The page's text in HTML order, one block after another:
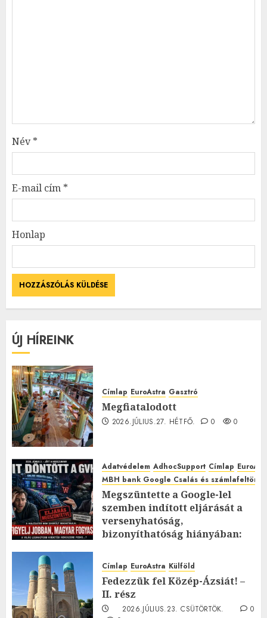
Név*
E-mail cím *
Honlap
ÚJ HÍREINK
Címlap EuroAstra Gasztró
Megfiatalodott
2026.JÚLIUS.27. HÉTFŐ. 0 0
Adatvédelem AdhocSupport Címlap
MBH bank Google Csalás és
Megszüntette a Google-lel
szemben indított eljárását a
versenyhatóság,
bizonyíthatóság hiányában:
2026.JÚLIUS.23. CSÜTÖRTÖK.
0
Címlap EuroAstra Külföld
Fedezzük fel Közép-Ázsiát! –
II. rész
2026.JÚLIUS.23. CSÜTÖRTÖK.
0